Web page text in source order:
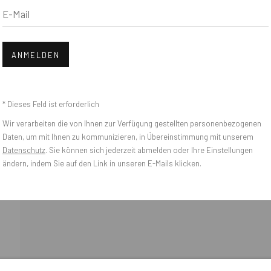
Zeifang, Nico Zeifang // Obermarkt 51, 82418 Murnau am Staffelsee,
E-Mail
ANMELDEN
* Dieses Feld ist erforderlich
Wir verarbeiten die von Ihnen zur Verfügung gestellten personenbezogenen
Daten, um mit Ihnen zu kommunizieren, in Übereinstimmung mit unserem
Datenschutz. Sie können sich jederzeit abmelden oder Ihre Einstellungen
ändern, indem Sie auf den Link in unseren E-Mails klicken.